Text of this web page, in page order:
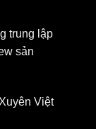
trung lập
sản
Việt